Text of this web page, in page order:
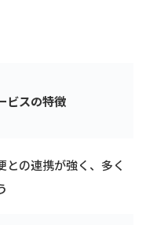
ビスの特徴
との連携が強く、多く